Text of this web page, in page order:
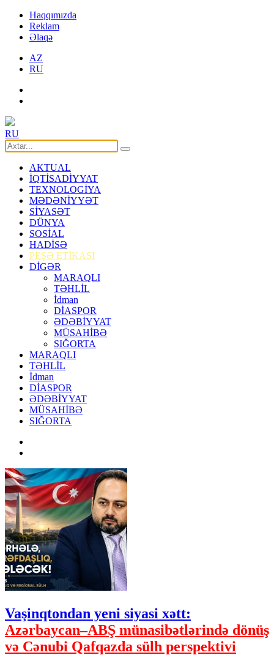
Haqqımızda
Reklam
Əlaqə
AZ
RU
RU
AKTUAL
İQTİSADİYYAT
TEXNOLOGİYA
MƏDƏNİYYƏT
SİYASƏT
DÜNYA
SOSİAL
HADİSƏ
PEŞƏ ETİKASI
DİGƏR
MARAQLI
TƏHLİL
İdman
DİASPOR
ƏDƏBİYYAT
MÜSAHİBƏ
SIĞORTA
MARAQLI
TƏHLİL
İdman
DİASPOR
ƏDƏBİYYAT
MÜSAHİBƏ
SIĞORTA
Vaşinqtondan yeni siyasi xətt:
Azərbaycan–ABŞ münasibətlərində dönüş
və Cənubi Qafqazda sülh perspektivi